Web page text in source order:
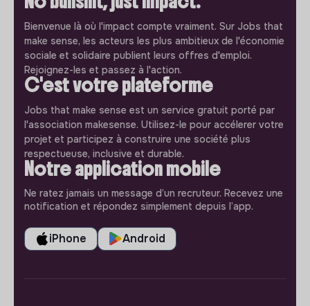
Bienvenue là où l'impact compte vraiment. Sur Jobs that
make sense, les acteurs les plus ambitieux de l'économie
sociale et solidaire publient leurs offres d'emploi.
Rejoignez-les et passez à l'action.
C'est votre plateforme
Jobs that make sense est un service gratuit porté par
l'association makesense. Utilisez-le pour accélerer votre
projet et participez à construire une société plus
respectueuse, inclusive et durable.
Notre application mobile
Ne ratez jamais un message d’un recruteur. Recevez une
notification et répondez simplement depuis l’app.
iPhone Android